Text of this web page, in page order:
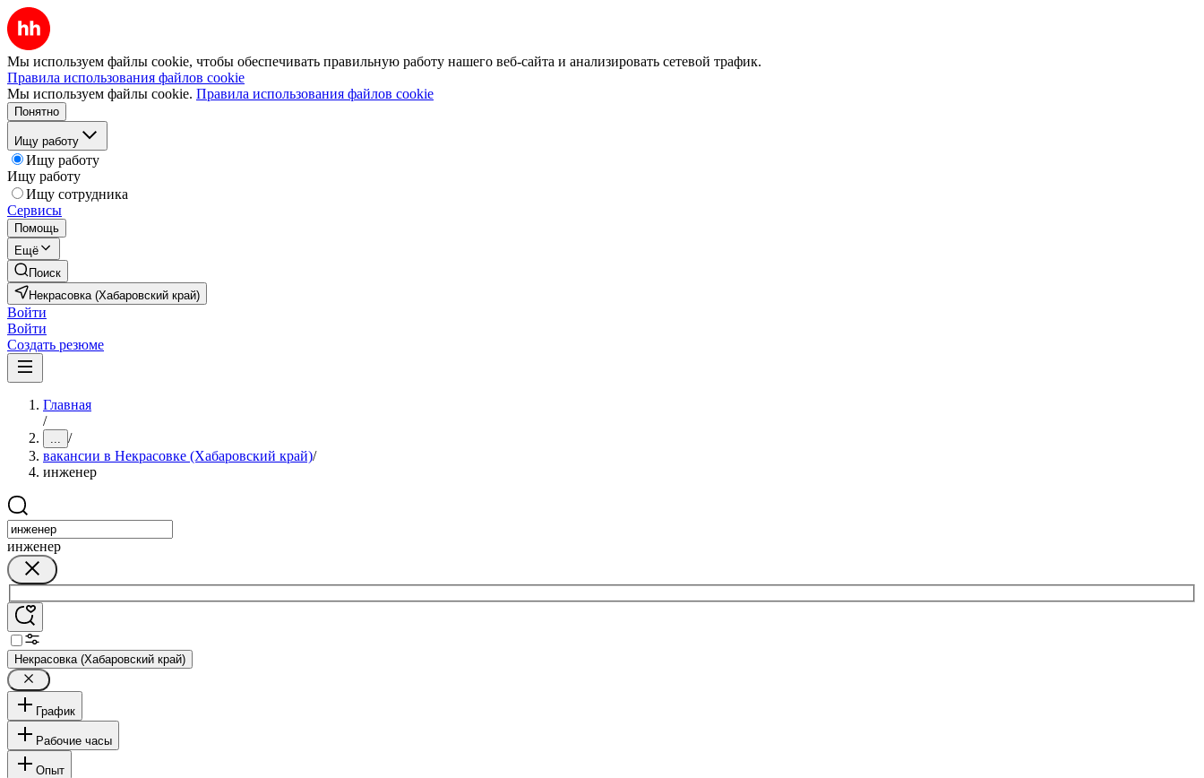
Мы используем файлы cookie, чтобы обеспечивать правильную работу нашего веб-сайта и анализировать сетевой трафик.
Правила использования файлов cookie
Мы используем файлы cookie. Правила использования файлов cookie
Понятно
Ищу работу
Ищу работу
Ищу работу
Ищу сотрудника
Сервисы
Помощь
Ещё
Поиск
Некрасовка (Хабаровский край)
Войти
Войти
Создать резюме
Главная
/
... /
вакансии в Некрасовке (Хабаровский край)/
инженер
инженер
Некрасовка (Хабаровский край)
График
Рабочие часы
Опыт